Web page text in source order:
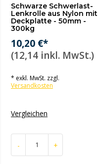
Schwarze Schwerlast-
Lenkrolle aus Nylon mit
Deckplatte - 50mm -
300kg
10,20 €*
(12,14 inkl. MwSt.)
* exkl. MwSt. zzgl.
Versandkosten
Vergleichen
- +